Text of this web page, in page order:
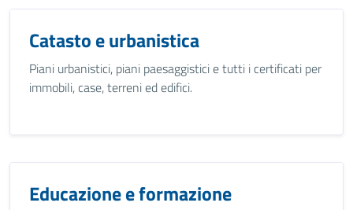
Catasto e urbanistica
Piani urbanistici, piani paesaggistici e tutti i certificati per
immobili, case, terreni ed edifici.
Educazione e formazione